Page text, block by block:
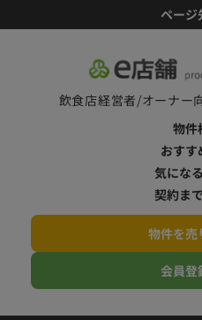
ページ
飲食店経営者/オーナー
物件
おすす
気にな
契約ま
物件を売
会員登